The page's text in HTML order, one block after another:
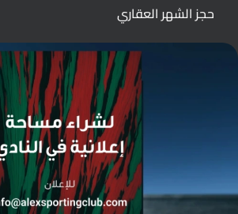
حجز الشهر العقاري